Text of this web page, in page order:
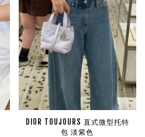
DIOR TOUJOURS 直式微型托特
包 淡紫色